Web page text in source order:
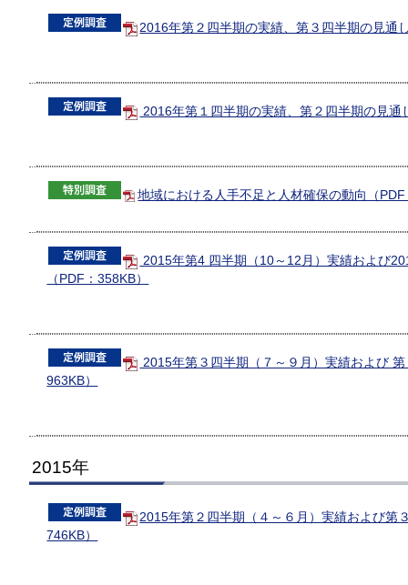
2016年第２四半期の実績、第３四半期の見通
2016年第１四半期の実績、第２四半期の見通
地域における人手不足と人材確保の動向（
2015年第4 四半期（10～12月）実績および
（PDF：358KB）
2015年第３四半期（７～９月）実績および
963KB）
2015年
2015年第２四半期（４～６月）実績および第
746KB）